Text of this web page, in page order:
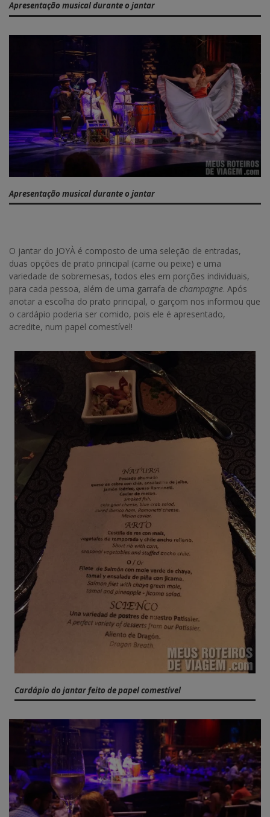
Apresentação musical durante o jantar
Apresentação musical durante o jantar
O jantar do JOYÀ é composto de uma seleção de entradas,
duas opções de prato principal (carne ou peixe) e uma
variedade de sobremesas, todos eles em porções individuais,
para cada pessoa, além de uma garrafa de champagne. Após
anotar a escolha do prato principal, o garçom nos informou que
o cardápio poderia ser comido, pois ele é apresentado,
acredite, num papel comestível!
Cardápio do jantar feito de papel comestível